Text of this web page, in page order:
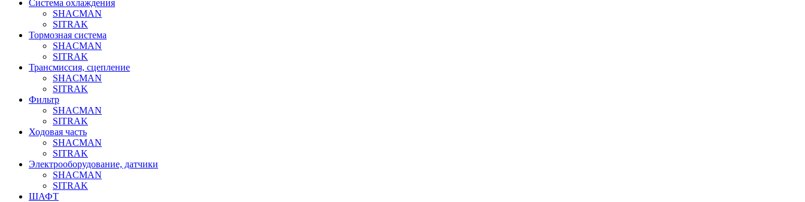
Система охлаждения
SHACMAN
SITRAK
Тормозная система
SHACMAN
SITRAK
Трансмиссия, сцепление
SHACMAN
SITRAK
Фильтр
SHACMAN
SITRAK
Ходовая часть
SHACMAN
SITRAK
Электрооборудование, датчики
SHACMAN
SITRAK
ШАФТ